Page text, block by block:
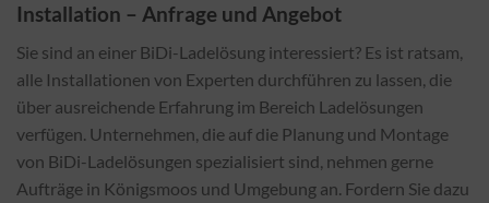
Installation – Anfrage und Angebot
Sie sind an einer BiDi-Ladelösung interessiert? Es ist ratsam,
alle Installationen von Experten durchführen zu lassen, die
über ausreichende Erfahrung im Bereich Ladelösungen
verfügen. Unternehmen, die auf die Planung und Montage
von BiDi-Ladelösungen spezialisiert sind, nehmen gerne
Aufträge in Königsmoos und Umgebung an. Fordern Sie dazu